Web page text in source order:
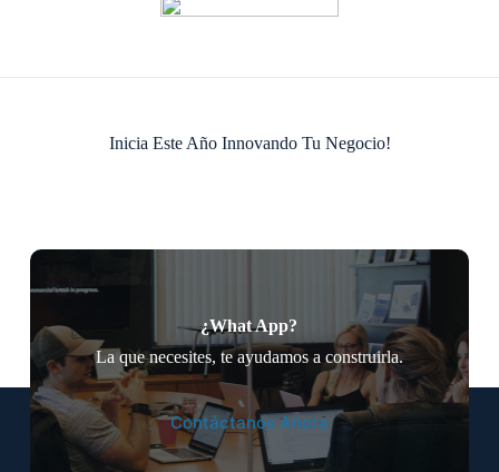
Inicia Este Año Innovando Tu Negocio!
¿What App?
La que necesites, te ayudamos a construirla.
Contáctanos Ahora